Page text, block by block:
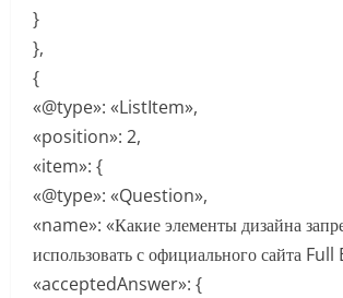
}
},
{
«@type»: «ListItem»,
«position»: 2,
«item»: {
«@type»: «Question»,
«name»: «Какие элементы дизайна
использовать с официального сайта
«acceptedAnswer»: {